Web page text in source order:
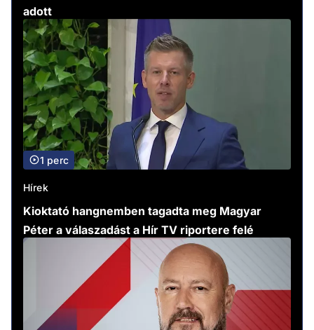
adott
1 perc
Hírek
Kioktató hangnemben tagadta meg Magyar
Péter a válaszadást a Hír TV riportere felé